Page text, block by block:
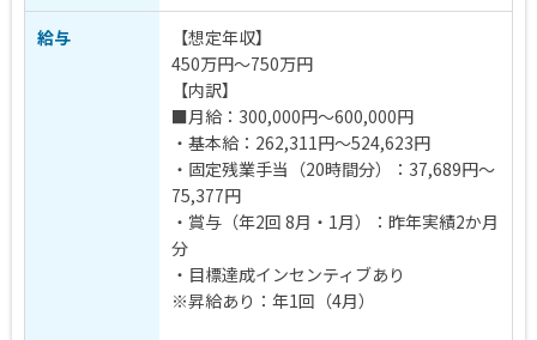
給与
【想定年収】
450万円～750万円
【内訳】
■月給：300,000円～600,000円
・基本給：262,311円～524,623円
・固定残業手当（20時間分）：37,689円～
75,377円
・賞与（年2回 8月・1月）：昨年実績2か月
分
・目標達成インセンティブあり
※昇給あり：年1回（4月）